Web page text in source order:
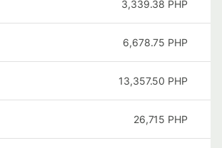
3,339.38 PHP
6,678.75 PHP
13,357.50 PHP
26,715 PHP